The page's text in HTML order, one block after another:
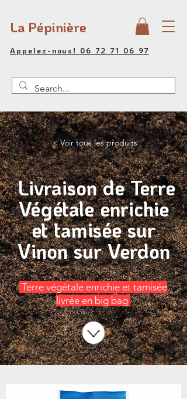
La Pépinière
Appelez-nous! 06 72 71 06 97
< Voir tous les produits
Livraison de Terre
Végétale enrichie
et tamisée sur
Vinon sur Verdon
Terre végétale enrichie et tamisée
livrée en big bag